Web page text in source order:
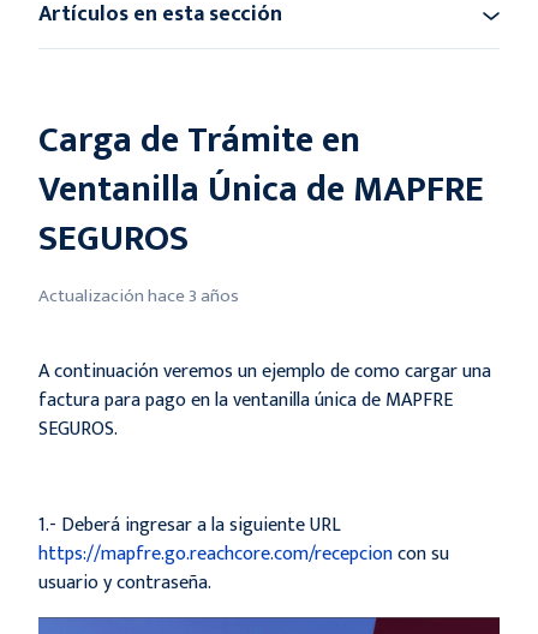
Carga de Trámite en
Ventanilla Única de MAPFRE
SEGUROS
Actualizaciónhace 3 años
A continuación veremos un ejemplo de como cargar una
factura para pago en la ventanilla única de MAPFRE
SEGUROS.
1.- Deberá ingresar a la siguiente URL
https://mapfre.go.reachcore.com/recepcioncon su
usuario y contraseña.
Artículos en esta sección